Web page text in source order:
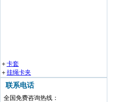
＋卡套
＋挂绳卡夹
联系电话
全国免费咨询热线：